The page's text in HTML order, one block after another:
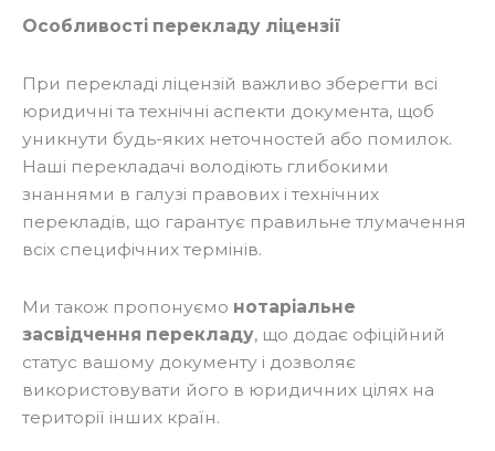
Особливості перекладу ліцензії
При перекладі ліцензій важливо зберегти всі
юридичні та технічні аспекти документа, щоб
уникнути будь-яких неточностей або помилок.
Наші перекладачі володіють глибокими
знаннями в галузі правових і технічних
перекладів, що гарантує правильне тлумачення
всіх специфічних термінів.
Ми також пропонуємо нотаріальне
засвідчення перекладу, що додає офіційний
статус вашому документу і дозволяє
використовувати його в юридичних цілях на
території інших країн.